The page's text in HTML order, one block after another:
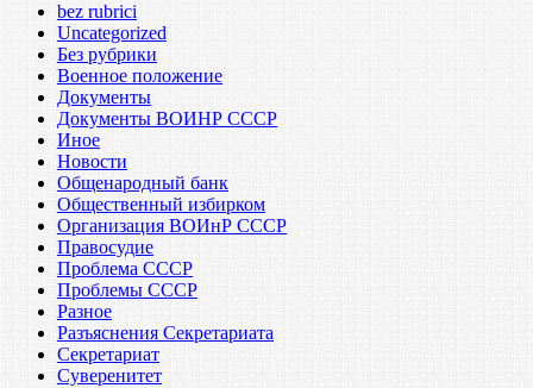
bez rubrici
Uncategorized
Без рубрики
Военное положение
Документы
Документы ВОИНР СССР
Иное
Новости
Общенародный банк
Общественный избирком
Организация ВОИнР СССР
Правосудие
Проблема СССР
Проблемы СССР
Разное
Разъяснения Секретариата
Секретариат
Суверенитет